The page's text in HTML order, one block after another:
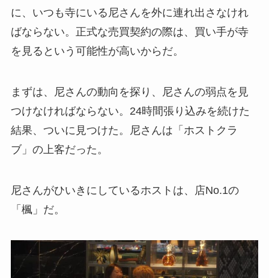
に、いつも寺にいる尼さんを外に連れ出さなけれ
ばならない。正式な売買契約の際は、買い手が寺
を見るという可能性が高いからだ。
まずは、尼さんの動向を探り、尼さんの弱点を見
つけなければならない。24時間張り込みを続けた
結果、ついに見つけた。尼さんは「ホストクラ
ブ」の上客だった。
尼さんがひいきにしているホストは、店No.1の
「楓」だ。